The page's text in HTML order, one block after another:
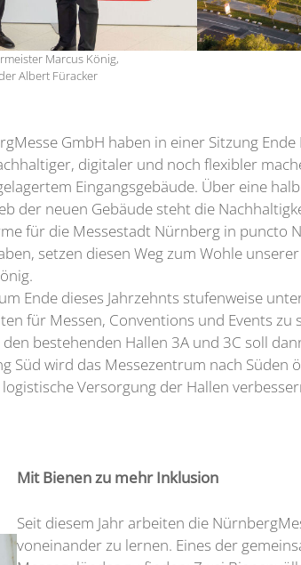
Marcus König,
Albert Füracker
GmbH haben in einer Sitzung
digitaler und noch flexibler
Eingangsgebäude. Über eine
der neuen Gebäude steht die
für die Messestadt Nürnberg in puncto
setzen diesen Weg zum Wohle
Ende dieses Jahrzehnts stufenweise
für Messen, Conventions und Events
bestehenden Hallen 3A und 3C soll
Süd wird das Messezentrum nach
Versorgung der Hallen
Mit Bienen zu mehr Inklusion
Seit diesem Jahr arbeiten die
voneinander zu lernen. Eines der